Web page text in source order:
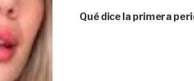
Qué dice la primera